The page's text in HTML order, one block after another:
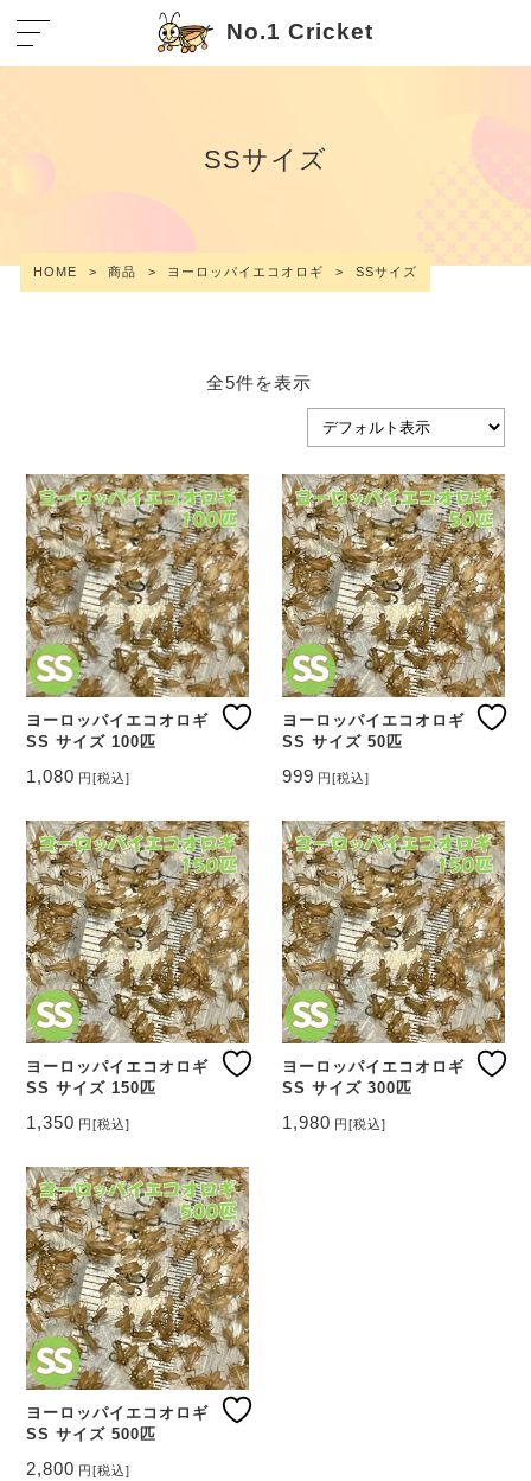
No.1 Cricket
SSサイズ
HOME > 商品 > ヨーロッパイエコオロギ > SSサイズ
全5件を表示
ヨーロッパイエコオロギ
SS サイズ 100匹
1,080 円[税込]
ヨーロッパイエコオロギ
SS サイズ 50匹
999 円[税込]
ヨーロッパイエコオロギ
SS サイズ 150匹
1,350 円[税込]
ヨーロッパイエコオロギ
SS サイズ 300匹
1,980 円[税込]
ヨーロッパイエコオロギ
SS サイズ 500匹
2,800 円[税込]